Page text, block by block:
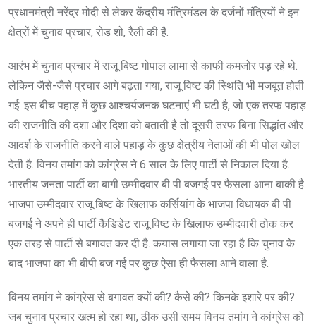
प्रधानमंत्री नरेंद्र मोदी से लेकर केंद्रीय मंत्रिमंडल के दर्जनों मंत्रियों ने इन
क्षेत्रों में चुनाव प्रचार, रोड शो, रैली की है.
आरंभ में चुनाव प्रचार में राजू बिष्ट गोपाल लामा से काफी कमजोर पड़ रहे थे.
लेकिन जैसे-जैसे प्रचार आगे बढ़ता गया, राजू विष्ट की स्थिति भी मजबूत होती
गई. इस बीच पहाड़ में कुछ आश्चर्यजनक घटनाएं भी घटी है, जो एक तरफ पहाड़
की राजनीति की दशा और दिशा को बताती है तो दूसरी तरफ बिना सिद्धांत और
आदर्श के राजनीति करने वाले पहाड़ के कुछ क्षेत्रीय नेताओं की भी पोल खोल
देती है. विनय तमांग को कांग्रेस ने 6 साल के लिए पार्टी से निकाल दिया है.
भारतीय जनता पार्टी का बागी उम्मीदवार बी पी बजगई पर फैसला आना बाकी है.
भाजपा उम्मीदवार राजू बिष्ट के खिलाफ कर्सियांग के भाजपा विधायक बी पी
बजगई ने अपने ही पार्टी कैंडिडेट राजू विष्ट के खिलाफ उम्मीदवारी ठोक कर
एक तरह से पार्टी से बगावत कर दी है. कयास लगाया जा रहा है कि चुनाव के
बाद भाजपा का भी बीपी बज गई पर कुछ ऐसा ही फैसला आने वाला है.
विनय तमांग ने कांग्रेस से बगावत क्यों की? कैसे की? किनके इशारे पर की?
जब चुनाव प्रचार खत्म हो रहा था, ठीक उसी समय विनय तमांग ने कांग्रेस को